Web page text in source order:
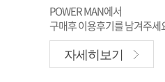
POWER MAN에서
구매후 이용후기를 남겨주세
자세히보기